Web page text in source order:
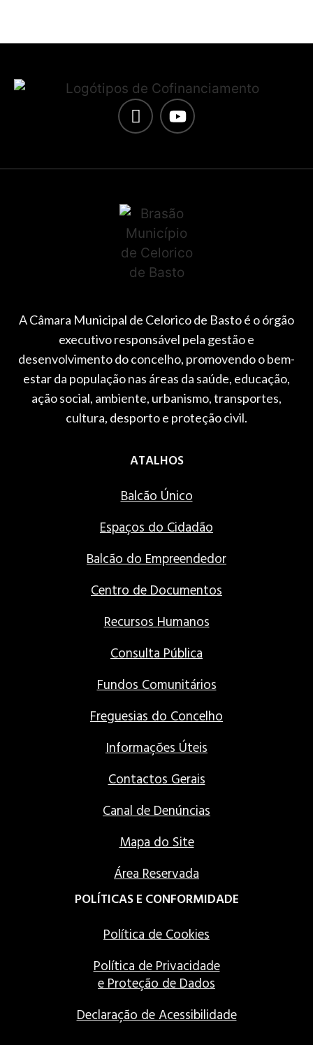
A Câmara Municipal de Celorico de Basto é o órgão
executivo responsável pela gestão e
desenvolvimento do concelho, promovendo o bem-
estar da população nas áreas da saúde, educação,
ação social, ambiente, urbanismo, transportes,
cultura, desporto e proteção civil.
ATALHOS
Balcão Único
Espaços do Cidadão
Balcão do Empreendedor
Centro de Documentos
Recursos Humanos
Consulta Pública
Fundos Comunitários
Freguesias do Concelho
Informações Úteis
Contactos Gerais
Canal de Denúncias
Mapa do Site
Área Reservada
POLÍTICAS E CONFORMIDADE
Política de Cookies
Política de Privacidade
e Proteção de Dados
Declaração de Acessibilidade